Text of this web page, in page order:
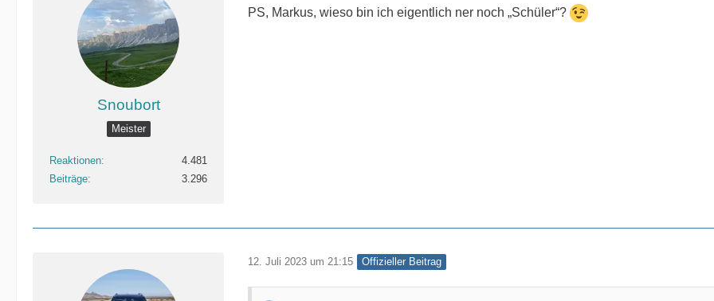
Snoubort
Meister
Reaktionen
4.481
Beiträge
3.296
PS, Markus, wieso bin ich eigentlich ner noch „Schüler“?
12. Juli 2023 um 21:15 Offizieller Beitrag